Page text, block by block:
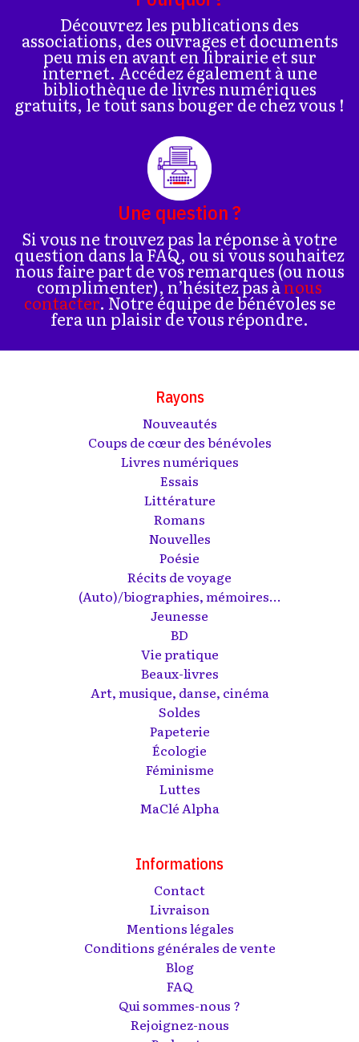
Découvrez les publications des
associations, des ouvrages et documents
peu mis en avant en librairie et sur
internet. Accédez également à une
bibliothèque de livres numériques
gratuits, le tout sans bouger de chez vous !
Une question ?
Si vous ne trouvez pas la réponse à votre
question dans la FAQ, ou si vous souhaitez
nous faire part de vos remarques (ou nous
complimenter), n’hésitez pas ànous
contacter. Notre équipe de bénévoles se
fera un plaisir de vous répondre.
Rayons
Nouveautés
Coups de cœur des bénévoles
Livres numériques
Essais
Littérature
Romans
Nouvelles
Poésie
Récits de voyage
(Auto)/biographies, mémoires...
Jeunesse
BD
Vie pratique
Beaux-livres
Art, musique, danse, cinéma
Soldes
Papeterie
Écologie
Féminisme
Luttes
MaClé Alpha
Informations
Contact
Livraison
Mentions légales
Conditions générales de vente
Blog
FAQ
Qui sommes-nous ?
Rejoignez-nous